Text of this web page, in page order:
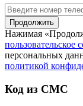
Продолжить
Нажимая
пользовательское
персональных
политикой
Код из СМС